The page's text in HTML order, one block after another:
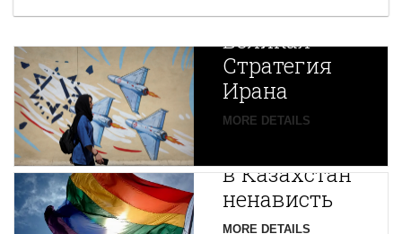
Новая
Великая
Стратегия
Ирана
MORE DETAILS
Путин
в Казахстан
ненависть
MORE DETAILS
Центральной
Азии